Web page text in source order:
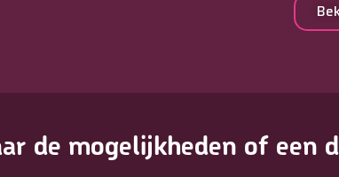
de mogelijkheden of een